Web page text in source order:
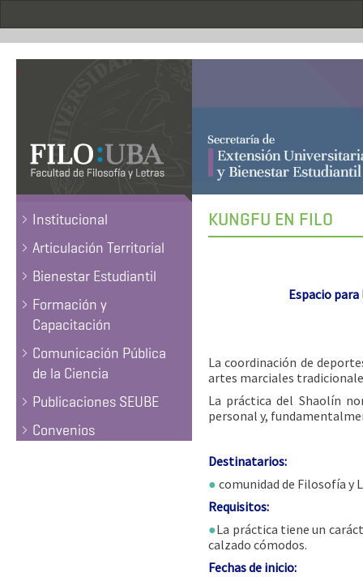
.
Institucional
Articulación Territorial
Bienestar Estudiantil
Formación y
Capacitación
Comunicación Pública
de la Ciencia
Publicaciones SEUBE
Convenios
KUNGFU EN FILO
Espacio
La coordinación de
artes marciales
La práctica del Shaolín
personal y,
Destinatarios:
● comunidad de Filosofía y
Requisitos:
●La práctica tiene un
calzado cómodos.
Fechas de inicio: